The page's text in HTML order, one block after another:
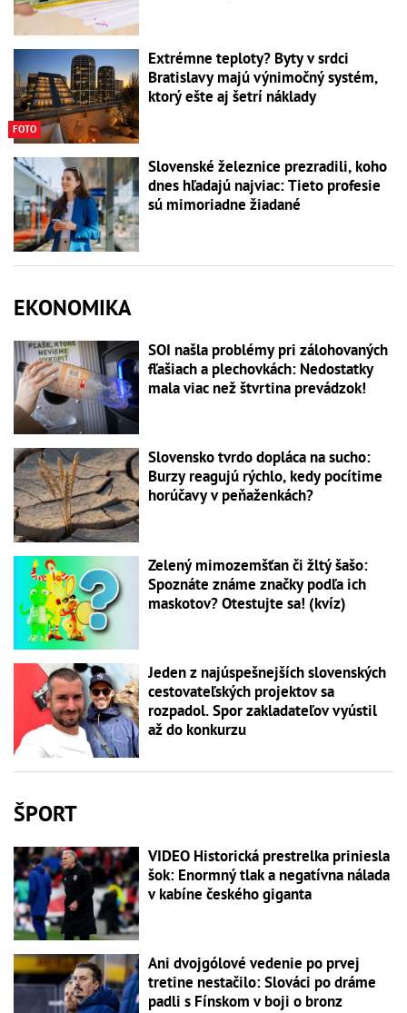
FOTO
Extrémne teploty? Byty v srdci
Bratislavy majú výnimočný systém,
ktorý ešte aj šetrí náklady
Slovenské železnice prezradili, koho
dnes hľadajú najviac: Tieto profesie
sú mimoriadne žiadané
EKONOMIKA
SOI našla problémy pri zálohovaných
fľašiach a plechovkách: Nedostatky
mala viac než štvrtina prevádzok!
Slovensko tvrdo dopláca na sucho:
Burzy reagujú rýchlo, kedy pocítime
horúčavy v peňaženkách?
Zelený mimozemšťan či žltý šašo:
Spoznáte známe značky podľa ich
maskotov? Otestujte sa! (kvíz)
Jeden z najúspešnejších slovenských
cestovateľských projektov sa
rozpadol. Spor zakladateľov vyústil
až do konkurzu
ŠPORT
VIDEO Historická prestrelka priniesla
šok: Enormný tlak a negatívna nálada
v kabíne českého giganta
Ani dvojgólové vedenie po prvej
tretine nestačilo: Slováci po dráme
padli s Fínskom v boji o bronz